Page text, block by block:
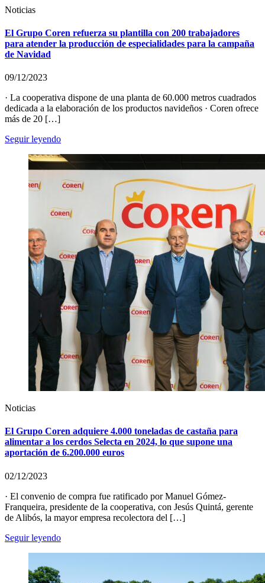
Noticias
El Grupo Coren refuerza su plantilla con 200 trabajadores
para atender la producción de especialidades para la campaña
de Navidad
09/12/2023
· La cooperativa dispone de una planta de 60.000 metros cuadrados
dedicada a la elaboración de los productos navideños · Coren ofrece
más de 20 […]
Seguir leyendo
Noticias
El Grupo Coren adquiere 4.000 toneladas de castaña para
alimentar a los cerdos Selecta en 2024, lo que supone una
aportación de 6.200.000 euros
02/12/2023
· El convenio de compra fue ratificado por Manuel Gómez-
Franqueira, presidente de la cooperativa, con Jesús Quintá, gerente
de Alibós, la mayor empresa recolectora del […]
Seguir leyendo